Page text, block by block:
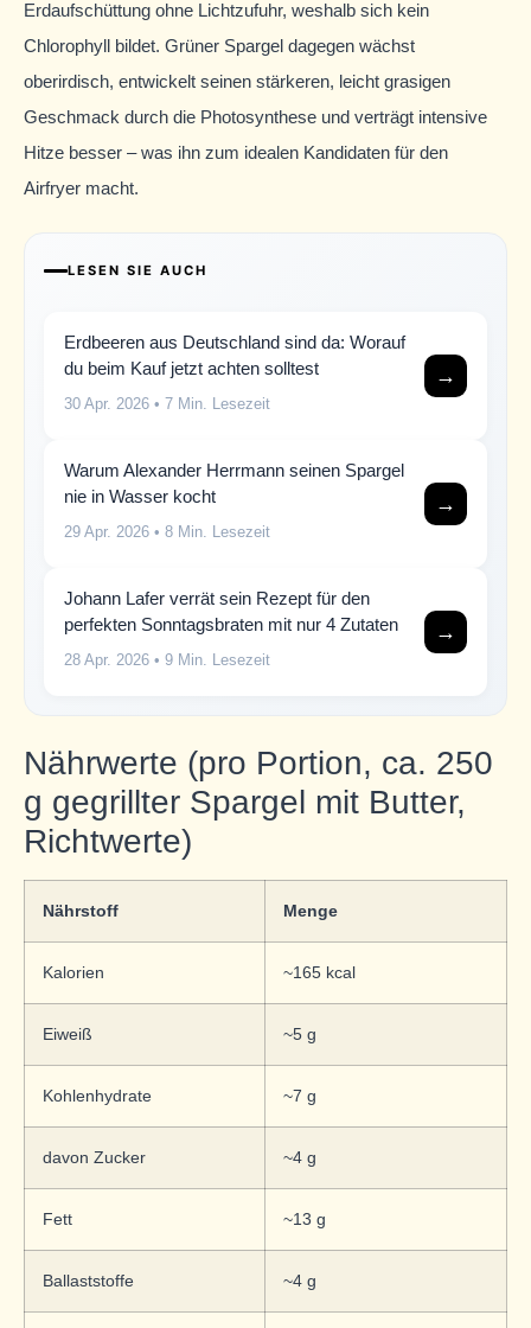
Erdaufschüttung ohne Lichtzufuhr, weshalb sich kein
Chlorophyll bildet. Grüner Spargel dagegen wächst
oberirdisch, entwickelt seinen stärkeren, leicht grasigen
Geschmack durch die Photosynthese und verträgt intensive
Hitze besser – was ihn zum idealen Kandidaten für den
Airfryer macht.
LESEN SIE AUCH
Erdbeeren aus Deutschland sind da: Worauf
du beim Kauf jetzt achten solltest
30 Apr. 2026 • 7 Min. Lesezeit
→
Warum Alexander Herrmann seinen Spargel
nie in Wasser kocht
29 Apr. 2026 • 8 Min. Lesezeit
→
Johann Lafer verrät sein Rezept für den
perfekten Sonntagsbraten mit nur 4 Zutaten
28 Apr. 2026 • 9 Min. Lesezeit
→
Nährwerte (pro Portion, ca. 250
g gegrillter Spargel mit Butter,
Richtwerte)
Nährstoff Menge
Kalorien ~165 kcal
Eiweiß ~5 g
Kohlenhydrate ~7 g
davon Zucker ~4 g
Fett ~13 g
Ballaststoffe ~4 g